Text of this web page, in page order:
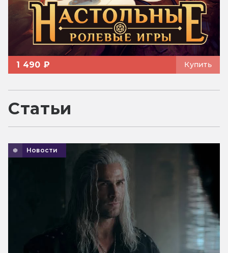
1 490 ₽ Купить
Статьи
Новости